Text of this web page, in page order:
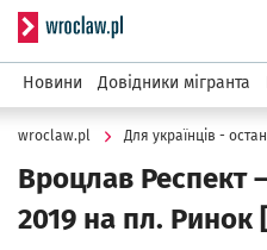
Serwis
Новини Довідники мігранта
wroclaw.pl Для українців -
Вроцлав Респект
2019 на пл.